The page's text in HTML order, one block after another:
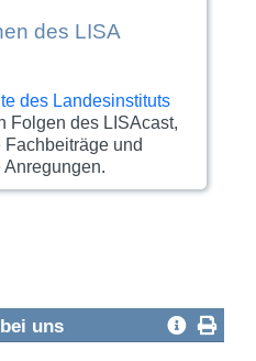
des LISA
des Landesinstituts
Folgen des LISAcast,
und
Anregungen.
uns